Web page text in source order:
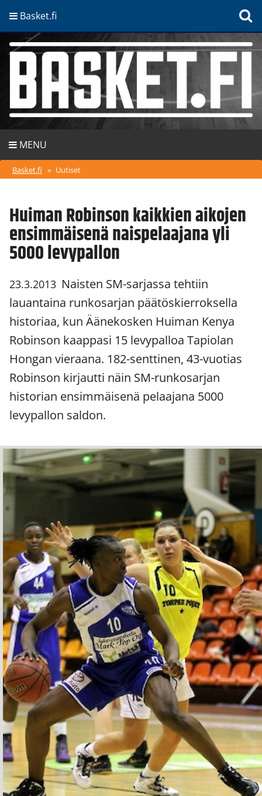
Basket.fi
MENU
Basket.fi » Uutiset
Huiman Robinson kaikkien aikojen
ensimmäisenä naispelaajana yli
5000 levypallon
23.3.2013 Naisten SM-sarjassa tehtiin
lauantaina runkosarjan päätöskierroksella
historiaa, kun Äänekosken Huiman Kenya
Robinson kaappasi 15 levypalloa Tapiolan
Hongan vieraana. 182-senttinen, 43-vuotias
Robinson kirjautti näin SM-runkosarjan
historian ensimmäisenä pelaajana 5000
levypallon saldon.